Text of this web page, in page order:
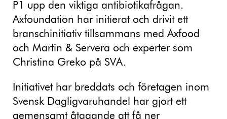
P1 upp den viktiga antibiotikafrågan.
Axfoundation har initierat och drivit ett
branschinitiativ tillsammans med Axfood
och Martin & Servera och experter som
Christina Greko på SVA.
Initiativet har breddats och företagen inom
Svensk Dagligvaruhandel har gjort ett
gemensamt åtagande att få ner